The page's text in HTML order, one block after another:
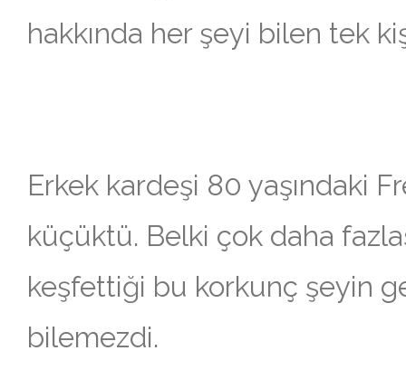
hakkında her şeyi bilen tek
Erkek kardeşi 80 yaşındaki
küçüktü. Belki çok daha
keşfettiği bu korkunç şeyin
bilemezdi.